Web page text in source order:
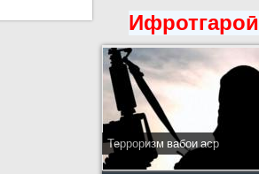
Ифротгароӣ
Терроризм вабои аср